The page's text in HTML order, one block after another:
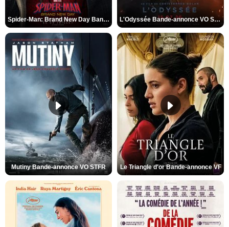
Spider-Man: Brand New Day Bande-annonce VO STFR L'Odyssée Bande-annonce VO STFR
Mutiny Bande-annonce VO STFR Le Triangle d'or Bande-annonce VF